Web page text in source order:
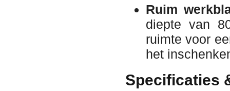
Ruim
diepte van
ruimte voor
het
Specificaties